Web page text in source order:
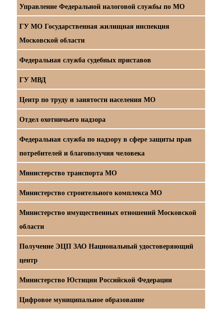
Управление Федеральной налоговой службы по МО
ГУ МО Государственная жилищная инспекция
Московской области
Федеральная служба судебных приставов
ГУ МВД
Центр по труду и занятости населения МО
Отдел охотничьего надзора
Федеральная служба по надзору в сфере защиты прав
потребителей и благополучия человека
Министерство транспорта МО
Министерство строительного комплекса МО
Министерство имущественных отношений Московской
области
Получение ЭЦП ЗАО Национальный удостоверяющий
центр
Министерство Юстиции Российской Федерации
Цифровое муниципальное образование